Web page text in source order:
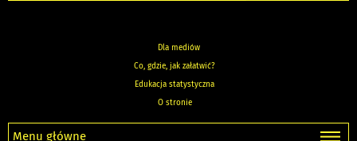
Dla mediów
Co, gdzie, jak załatwić?
Edukacja statystyczna
O stronie
Menu główne